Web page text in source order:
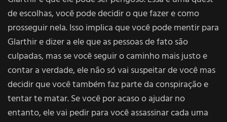
de escolhas, você pode decidir o que fazer e como
prosseguir nela. Isso implica que você pode mentir para
Glarthir e dizer a ele que as pessoas de fato são
culpadas, mas se você seguir o caminho mais justo e
contar a verdade, ele não só vai suspeitar de você mas
decidir que você também faz parte da conspiração e
tentar te matar. Se você por acaso o ajudar no
entanto, ele vai pedir para você assassinar cada uma